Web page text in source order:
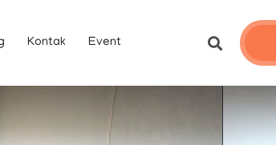
Kontak Event